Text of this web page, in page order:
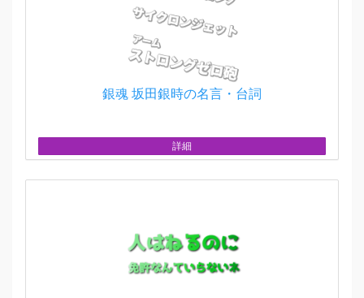
銀魂 坂田銀時の名言・台詞
詳細